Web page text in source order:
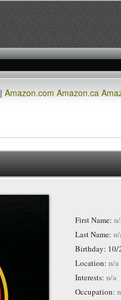
|Amazon.com Amazon.ca
First Name:
Last Name:
Birthday: 10/
Location: n/a
Interests: n/a
Occupation: